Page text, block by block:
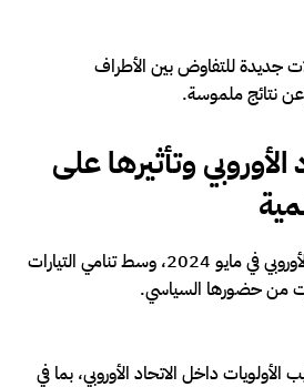
2024 محاولات جديدة للتفاوض بين الأطراف
عن نتائج ملموسة.
الأوروبي وتأثيرها على
أجريت انتخابات البرلمان الأوروبي في مايو 2024، وسط تنامي التيارات
من حضورها السياسي.
الأولويات داخل الاتحاد الأوروبي، بما في